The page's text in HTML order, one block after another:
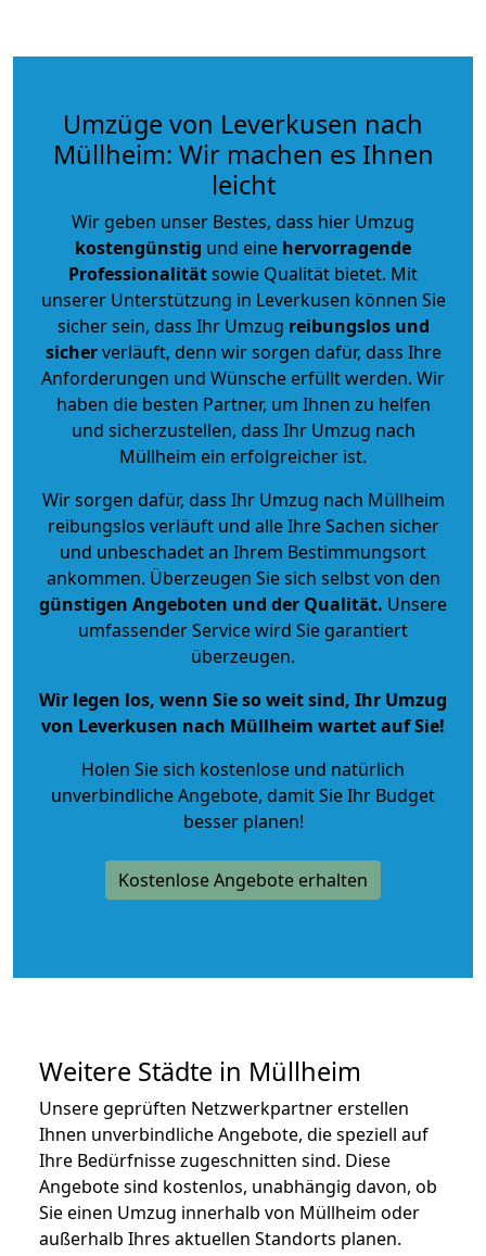
Umzüge von Leverkusen nach
Müllheim: Wir machen es Ihnen
leicht
Wir geben unser Bestes, dass hier Umzug
kostengünstig und eine hervorragende
Professionalitätsowie Qualität bietet. Mit
unserer Unterstützung in Leverkusen können Sie
sicher sein, dass Ihr Umzug reibungslos und
sicherverläuft, denn wir sorgen dafür, dass Ihre
Anforderungen und Wünsche erfüllt werden. Wir
haben die besten Partner, um Ihnen zu helfen
und sicherzustellen, dass Ihr Umzug nach
Müllheim ein erfolgreicher ist.
Wir sorgen dafür, dass Ihr Umzug nach Müllheim
reibungslos verläuft und alle Ihre Sachen sicher
und unbeschadet an Ihrem Bestimmungsort
ankommen. Überzeugen Sie sich selbst von den
günstigen Angeboten und der Qualität. Unsere
umfassender Service wird Sie garantiert
überzeugen.
Wir legen los, wenn Sie so weit sind, Ihr Umzug
von Leverkusen nach Müllheim wartet auf Sie!
Holen Sie sich kostenlose und natürlich
unverbindliche Angebote, damit Sie Ihr Budget
besser planen!
Kostenlose Angebote erhalten
Weitere Städte in Müllheim
Unsere geprüften Netzwerkpartner erstellen
Ihnen unverbindliche Angebote, die speziell auf
Ihre Bedürfnisse zugeschnitten sind. Diese
Angebote sind kostenlos, unabhängig davon, ob
Sie einen Umzug innerhalb von Müllheim oder
außerhalb Ihres aktuellen Standorts planen.